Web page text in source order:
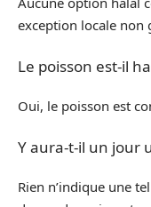
exception locale non
Le poisson est-il
Oui, le poisson est
Y aura-t-il un jour
Rien n’indique une